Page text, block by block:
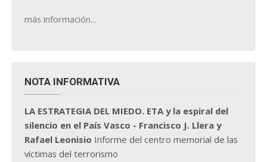
más información...
NOTA INFORMATIVA
LA ESTRATEGIA DEL MIEDO. ETA y la espiral del
silencio en el País Vasco - Francisco J. Llera y
Rafael Leonisio Informe del centro memorial de las
víctimas del terrorismo